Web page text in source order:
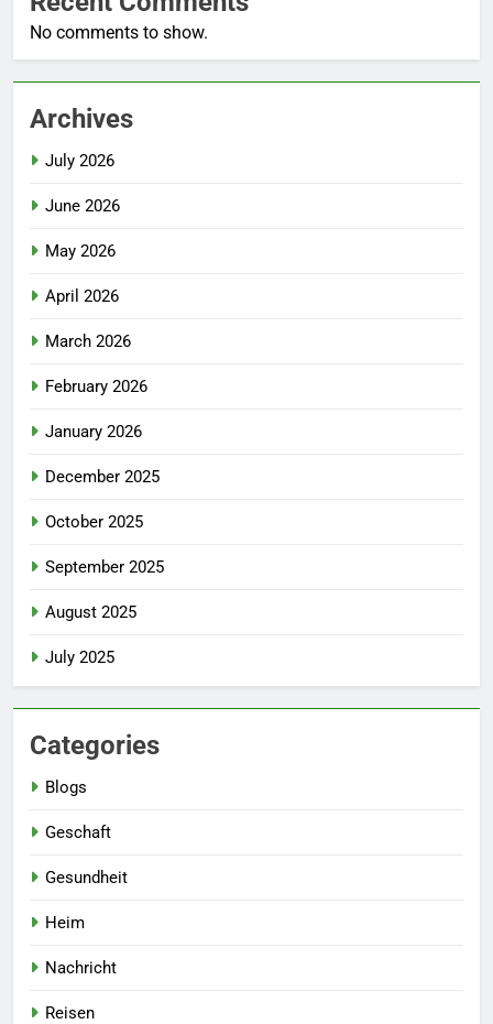
No comments to show.
Archives
July 2026
June 2026
May 2026
April 2026
March 2026
February 2026
January 2026
December 2025
October 2025
September 2025
August 2025
July 2025
Categories
Blogs
Geschaft
Gesundheit
Heim
Nachricht
Reisen